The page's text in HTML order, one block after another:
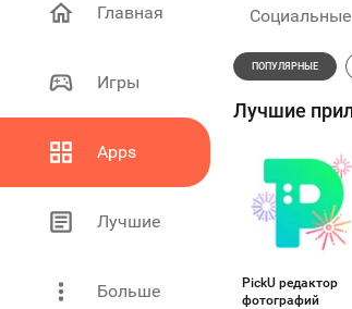
Главная
Игры
Apps
Лучшие
Больше
Социальные
ПОПУЛЯРНЫЕ
Лучшие
PickU редактор
фотографий